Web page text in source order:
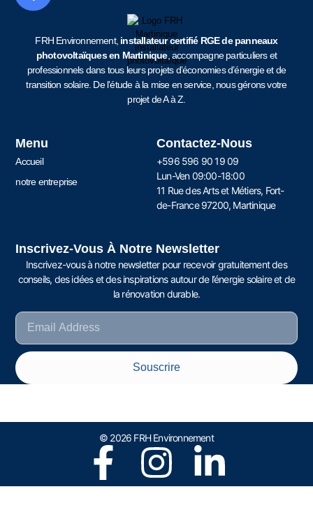
FRH Environnement, installateur certifié RGE de panneaux
photovoltaïques en Martinique, accompagne particuliers et
professionnels dans tous leurs projets d’économies d’énergie et de
transition solaire. De l’étude à la mise en service, nous gérons votre
projet de A à Z.
Menu
Accueil
notre entreprise
Contactez-Nous
+596 596 90 19 09
Lun-Ven 09:00-18:00
11 Rue des Arts et Métiers, Fort-
de-France 97200, Martinique
Inscrivez-Vous À Notre Newsletter
Inscrivez-vous à notre newsletter pour recevoir gratuitement des
conseils, des idées et des inspirations autour de l’énergie solaire et de
la rénovation durable.
Souscrire
© 2026 FRH Environnement